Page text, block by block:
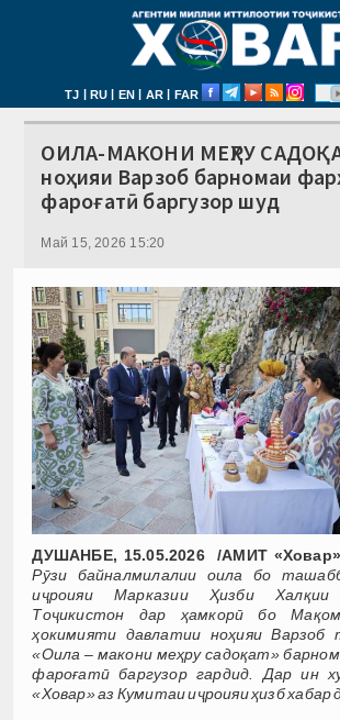
TJ | RU | EN | AR | FAR
ОИЛА-МАКОНИ МЕҲРУ
ноҳияи Варзоб барномаи
фароғатӣ баргузор шуд
Май 15, 2026 15:20
ДУШАНБЕ, 15.05.2026 /АМИТ
Рӯзи байналмилалии оила бо
иҷроияи Марказии Ҳизби Халқии
Тоҷикистон дар ҳамкорӣ бо
ҳокимияти давлатии ноҳияи Варзоб
«Оила – макони меҳру садоқат»
фароғатӣ баргузор гардид. Дар ин
«Ховар» аз Кумитаи иҷроияи ҳизб хабар